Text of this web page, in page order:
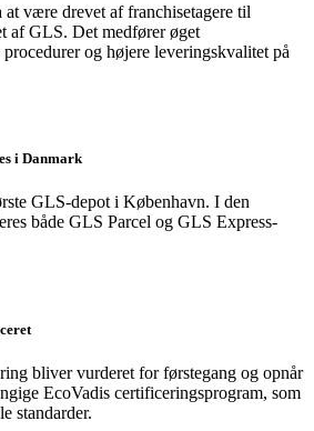
at være drevet af franchisetagere til
af GLS. Det medfører øget
og højere leveringskvalitet på
i Danmark
GLS-depot i København. I den
både GLS Parcel og GLS Express-
bliver vurderet for førstegang og opnår
EcoVadis certificeringsprogram, som
standarder.